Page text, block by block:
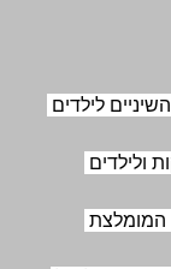
לילדים
ולילדים